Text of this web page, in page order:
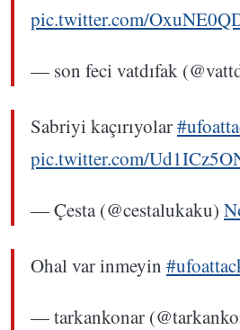
pic.twitter.com/
— son feci vatdıfak
Sabriyi kaçırıyolar
pic.twitter.com/
— Çesta (@cestalukaku)
Ohal var inmeyin
— tarkankonar